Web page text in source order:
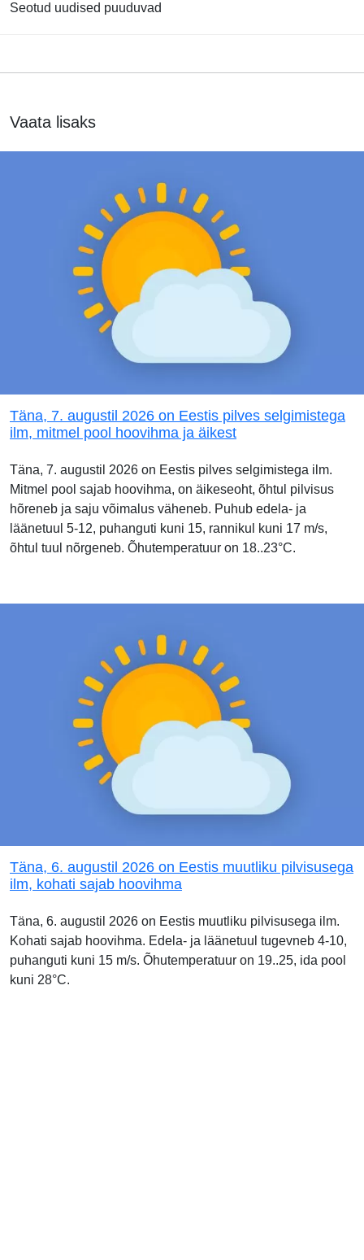
Seotud uudised puuduvad
Vaata lisaks
Täna, 7. augustil 2026 on Eestis pilves selgimistega
ilm, mitmel pool hoovihma ja äikest
Täna, 7. augustil 2026 on Eestis pilves selgimistega ilm.
Mitmel pool sajab hoovihma, on äikeseoht, õhtul pilvisus
hõreneb ja saju võimalus väheneb. Puhub edela- ja
läänetuul 5-12, puhanguti kuni 15, rannikul kuni 17 m/s,
õhtul tuul nõrgeneb. Õhutemperatuur on 18..23°C.
Täna, 6. augustil 2026 on Eestis muutliku pilvisusega
ilm, kohati sajab hoovihma
Täna, 6. augustil 2026 on Eestis muutliku pilvisusega ilm.
Kohati sajab hoovihma. Edela- ja läänetuul tugevneb 4-10,
puhanguti kuni 15 m/s. Õhutemperatuur on 19..25, ida pool
kuni 28°C.